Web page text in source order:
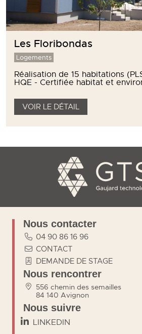
Les Floribondas
Logements
Réalisation de 15 habitations
HQE - Certifiée habitat et
VOIR LE DÉTAIL
Nous contacter
04 90 86 16 96
CONTACT
DEMANDE DE STAGE
Nous rencontrer
556 chemin des semailles
84 140 Avignon
Nous suivre
LINKEDIN